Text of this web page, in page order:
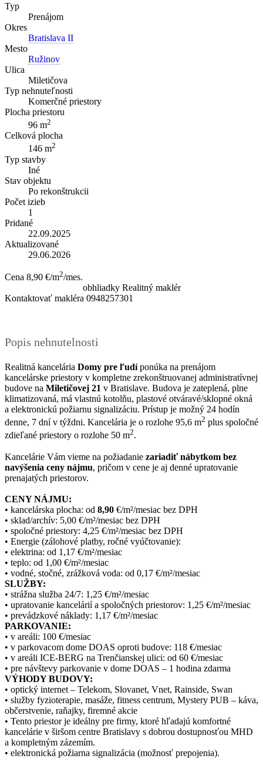
Typ
Prenájom
Okres
Bratislava II
Mesto
Ružinov
Ulica
Miletičova
Typ nehnuteľnosti
Komerčné priestory
Plocha priestoru
96 m2
Celková plocha
146 m2
Typ stavby
Iné
Stav objektu
Po rekonštrukcii
Počet izieb
1
Pridané
22.09.2025
Aktualizované
29.06.2026
Cena 8,90 €/m2/mes.
obhliadky Realitný maklér
Kontaktovať makléra 0948257301
Popis nehnutelnosti
Realitná kancelária Domy pre ľudíponúka na prenájom
kancelárske priestory v kompletne zrekonštruovanej administratívnej
budove na Miletičovej 21 v Bratislave. Budova je zateplená, plne
klimatizovaná, má vlastnú kotolňu, plastové otváravé/sklopné okná
a elektronickú požiarnu signalizáciu. Prístup je možný 24 hodín
denne, 7 dní v týždni. Kancelária je o rozlohe 95,6 m2 plus spoločné
zdieľané priestory o rozlohe 50 m2.
Kancelárie Vám vieme na požiadanie zariadiť nábytkom bez
navýšenia ceny nájmu, pričom v cene je aj denné upratovanie
prenajatých priestorov.
CENY NÁJMU:
• kancelárska plocha: od 8,90 €/m²/mesiac bez DPH
• sklad/archív: 5,00 €/m²/mesiac bez DPH
• spoločné priestory: 4,25 €/m²/mesiac bez DPH
• Energie (zálohové platby, ročné vyúčtovanie):
• elektrina: od 1,17 €/m²/mesiac
• teplo: od 1,00 €/m²/mesiac
• vodné, stočné, zrážková voda: od 0,17 €/m²/mesiac
SLUŽBY:
• strážna služba 24/7: 1,25 €/m²/mesiac
• upratovanie kancelárií a spoločných priestorov: 1,25 €/m²/mesiac
• prevádzkové náklady: 1,17 €/m²/mesiac
PARKOVANIE:
• v areáli: 100 €/mesiac
• v parkovacom dome DOAS oproti budove: 118 €/mesiac
• v areáli ICE-BERG na Trenčianskej ulici: od 60 €/mesiac
• pre návštevy parkovanie v dome DOAS – 1 hodina zdarma
VÝHODY BUDOVY:
• optický internet – Telekom, Slovanet, Vnet, Rainside, Swan
• služby fyzioterapie, masáže, fitness centrum, Mystery PUB – káva,
občerstvenie, raňajky, firemné akcie
• Tento priestor je ideálny pre firmy, ktoré hľadajú komfortné
kancelárie v širšom centre Bratislavy s dobrou dostupnosťou MHD
a kompletným zázemím.
• elektronická požiarna signalizácia (možnosť prepojenia).